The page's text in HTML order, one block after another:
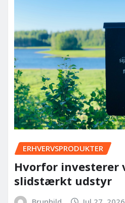
ERHVERVSPRODUKTER
Hvorfor investerer
slidstærkt udstyr